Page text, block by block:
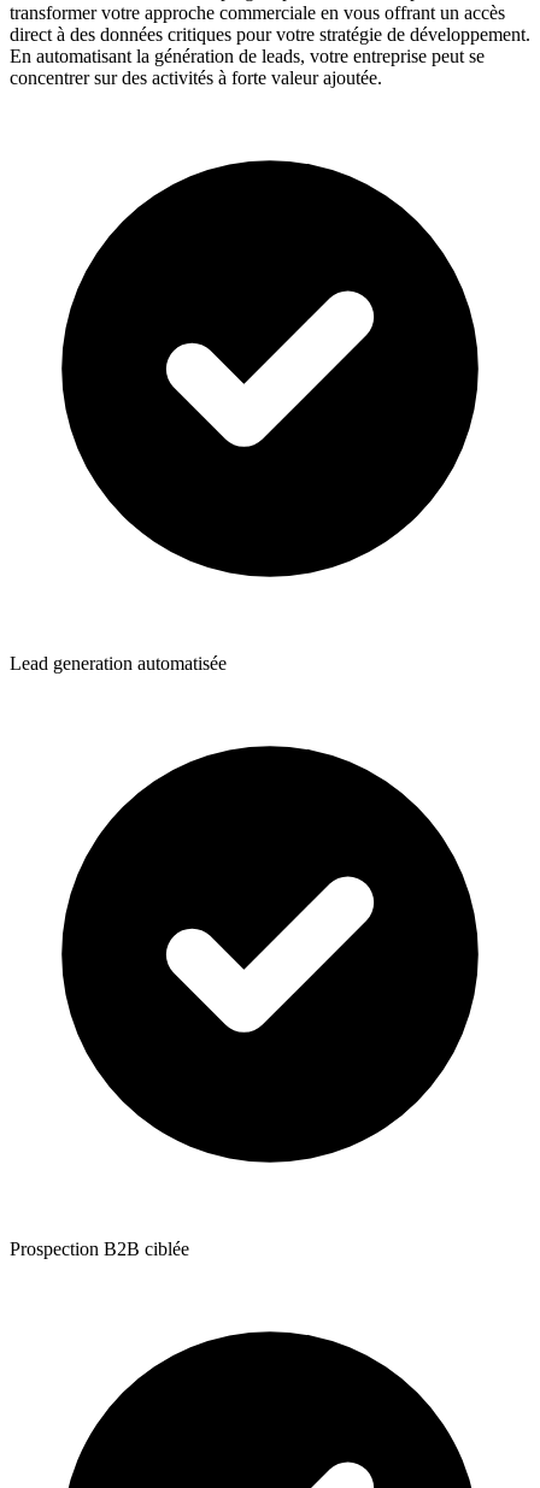
transformer votre approche commerciale en vous offrant un accès
direct à des données critiques pour votre stratégie de développement.
En automatisant la génération de leads, votre entreprise peut se
concentrer sur des activités à forte valeur ajoutée.
Lead generation automatisée
Prospection B2B ciblée